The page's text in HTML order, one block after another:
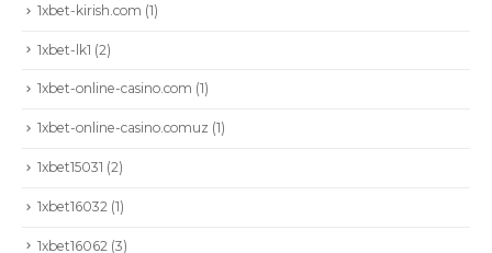
1xbet-kirish.com (1)
1xbet-lk1 (2)
1xbet-online-casino.com (1)
1xbet-online-casino.comuz (1)
1xbet15031 (2)
1xbet16032 (1)
1xbet16062 (3)